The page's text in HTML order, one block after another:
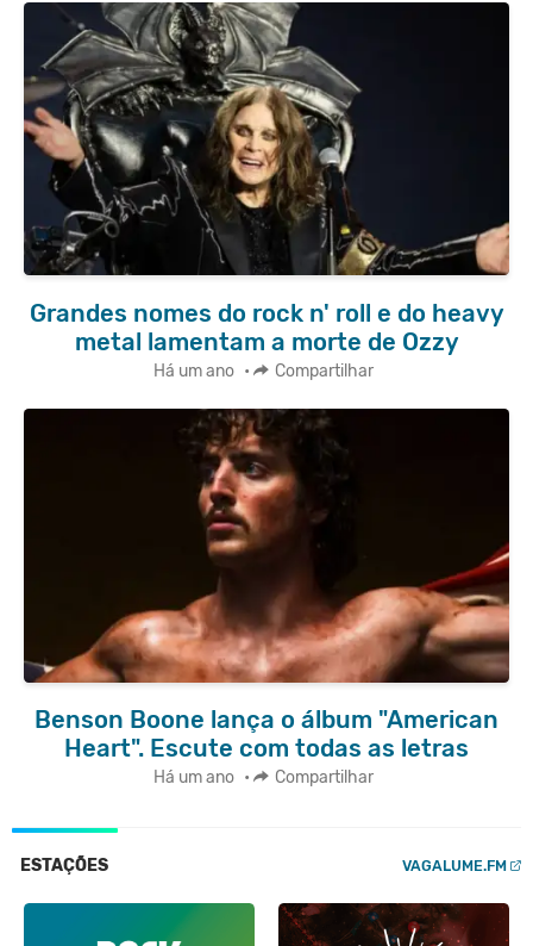
Grandes nomes do rock n' roll e do heavy
metal lamentam a morte de Ozzy
Há um ano • Compartilhar
Benson Boone lança o álbum "American
Heart". Escute com todas as letras
Há um ano • Compartilhar
ESTAÇÕES VAGALUME.FM